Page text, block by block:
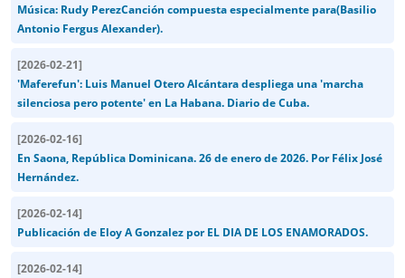
Música: Rudy PerezCanción compuesta especialmente para(Basilio
Antonio Fergus Alexander).
[2026-02-21]
'Maferefun': Luis Manuel Otero Alcántara despliega una 'marcha
silenciosa pero potente' en La Habana. Diario de Cuba.
[2026-02-16]
En Saona, República Dominicana. 26 de enero de 2026. Por Félix José
Hernández.
[2026-02-14]
Publicación de Eloy A Gonzalez por EL DIA DE LOS ENAMORADOS.
[2026-02-14]